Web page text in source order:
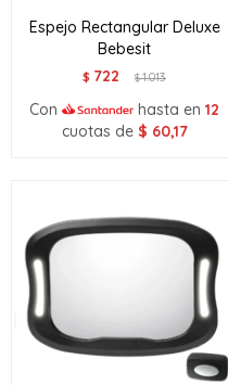
Espejo Rectangular Deluxe
Bebesit
$ 722 $1.013
Con hasta en 12
cuotas de $ 60,17